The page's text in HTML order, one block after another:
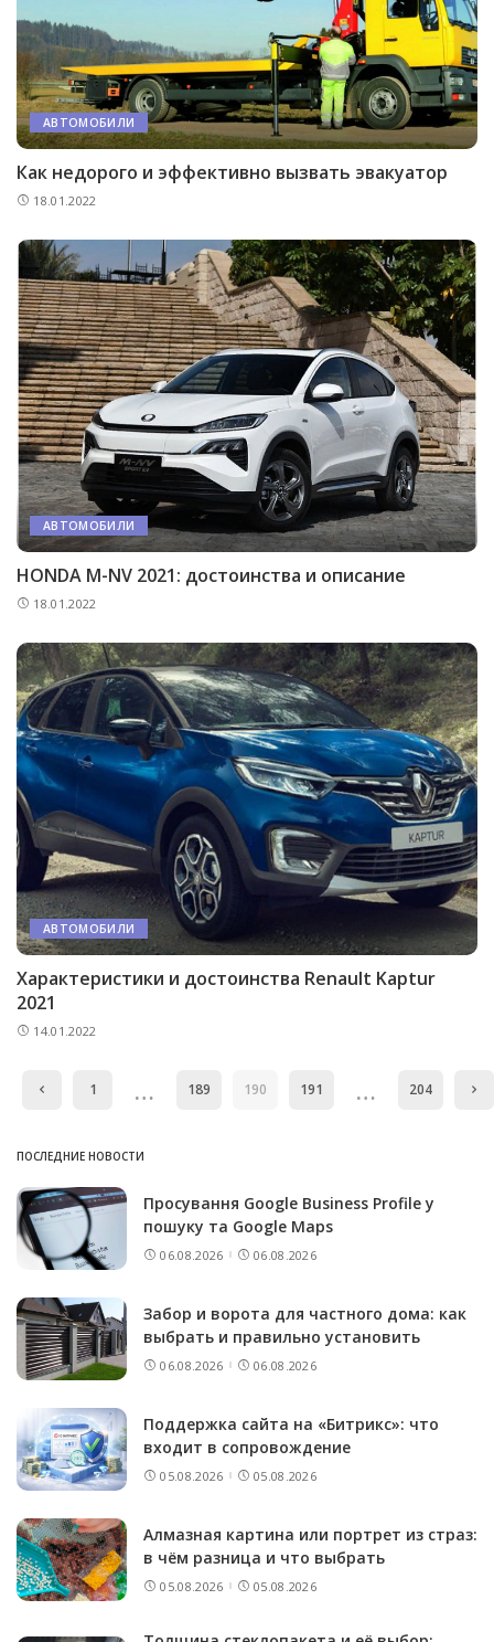
АВТОМОБИЛИ
Как недорого и эффективно вызвать эвакуатор
18.01.2022
АВТОМОБИЛИ
HONDA M-NV 2021: достоинства и описание
18.01.2022
АВТОМОБИЛИ
Характеристики и достоинства Renault Kaptur
2021
14.01.2022
1 … 189 190 191 … 204
ПОСЛЕДНИЕ НОВОСТИ
Просування Google Business Profile у
пошуку та Google Maps
06.08.2026 06.08.2026
Забор и ворота для частного дома: как
выбрать и правильно установить
06.08.2026 06.08.2026
Поддержка сайта на «Битрикс»: что
входит в сопровождение
05.08.2026 05.08.2026
Алмазная картина или портрет из страз:
в чём разница и что выбрать
05.08.2026 05.08.2026